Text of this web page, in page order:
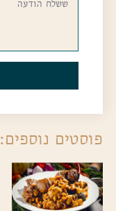
פוסטים נוספים: